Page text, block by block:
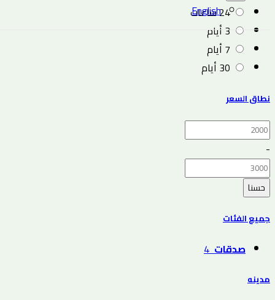
English24 ساعات
3 أيام
7 أيام
30 أيام
نطاق السعر
-
حسنا
جميع الفئات
صدقات4
مدينه